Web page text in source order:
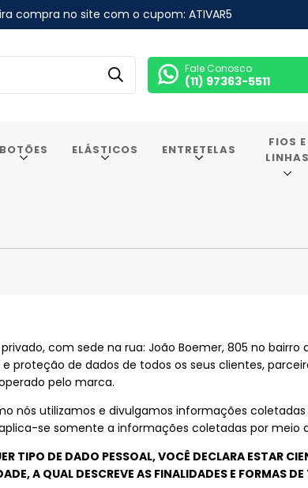
compra no site com o cupom: ATIVAR5
Fale Conosco
(11) 97363-5511
BOTÕES ELÁSTICOS ENTRETELAS
FIOS E
LINHAS
com sede na rua: João Boemer, 805 no bairro
proteção de dados de todos os seus clientes,
pelo marca.
nós utilizamos e divulgamos informações coletadas
se somente a informações coletadas por meio
TIPO DE DADO PESSOAL, VOCÊ DECLARA ESTAR
A QUAL DESCREVE AS FINALIDADES E FORMAS